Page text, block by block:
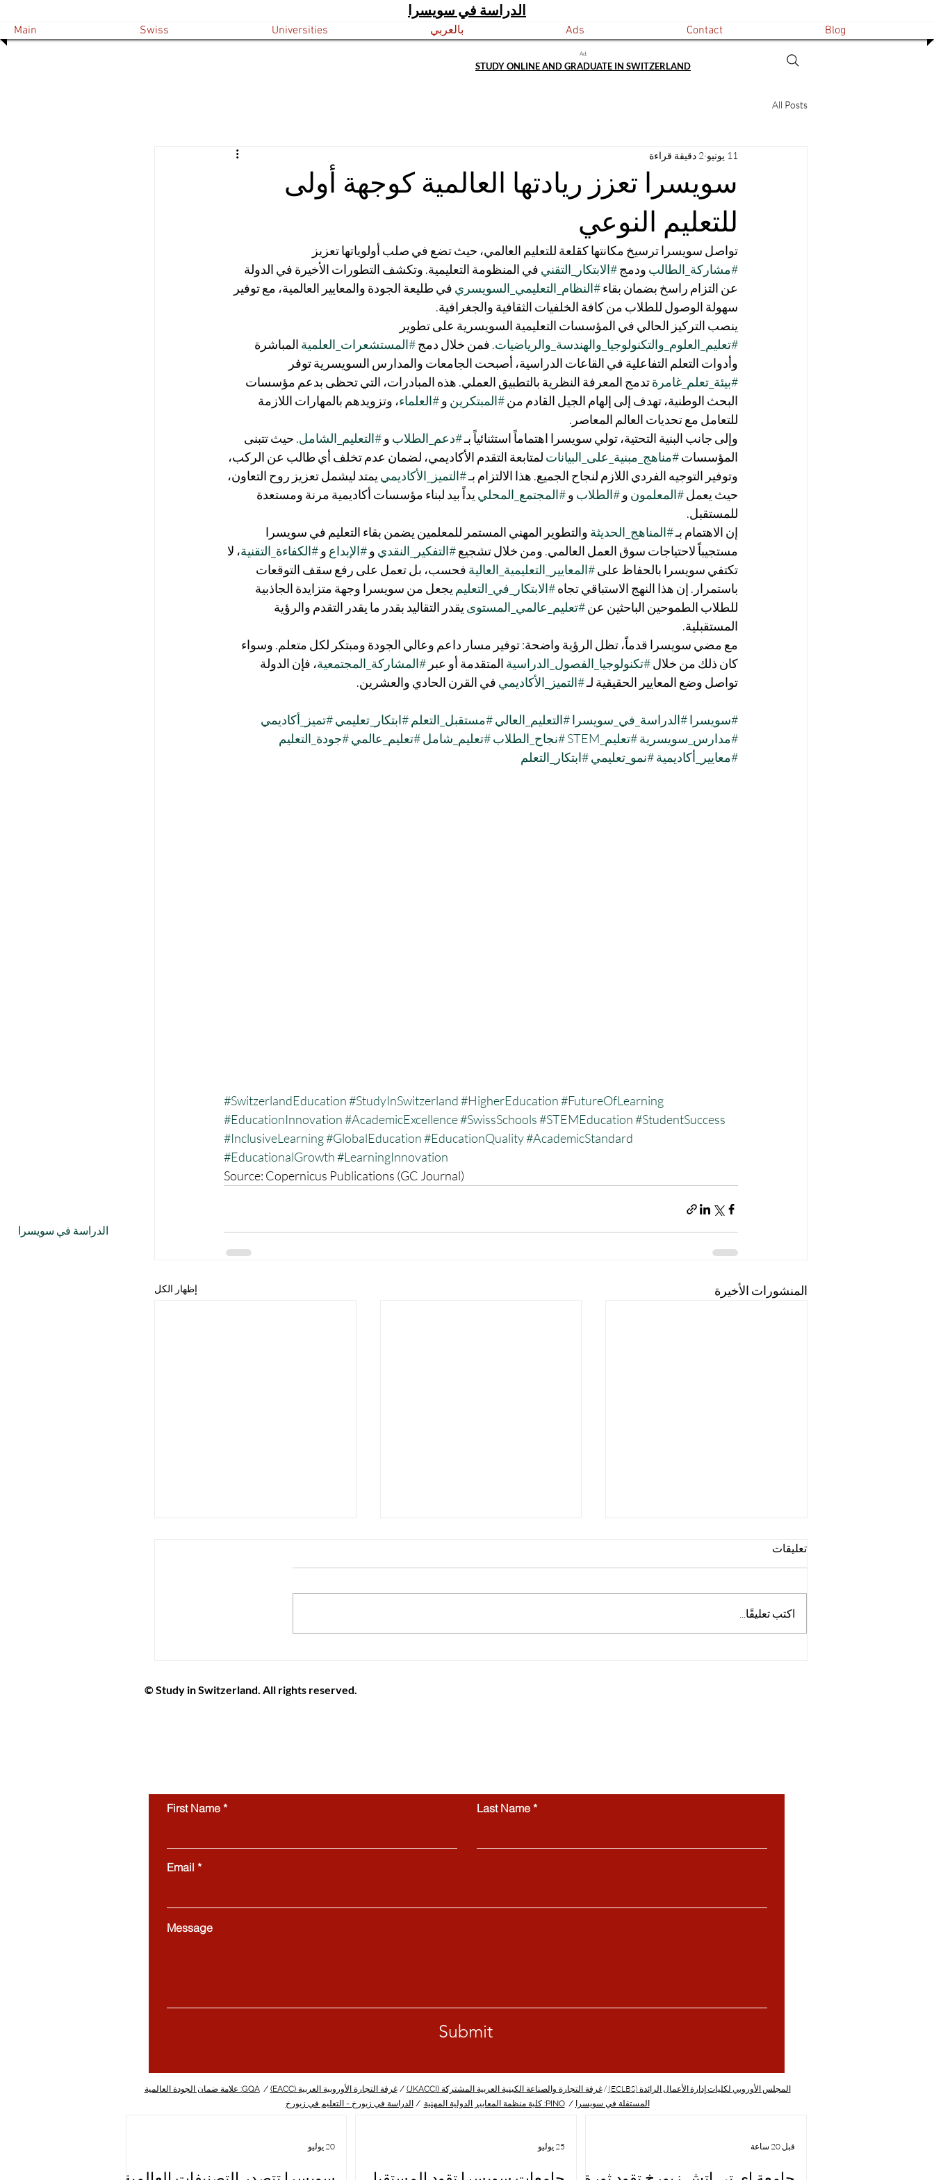
الدراسة في سويسرا
Main Swiss Universities بالعربي Ads Contact Blog
Ad:
STUDY ONLINE AND GRADUATE IN SWITZERLAND
الدراسة في سويسرا
All Posts
سويسرا تعزز ريادتها العالمية كوجهة أولى
للتعليم النوعي
11 يونيو 2 دقيقة قراءة
تواصل سويسرا ترسيخ مكانتها كقلعة للتعليم العالمي، حيث تضع في صلب أولوياتها تعزيز
#مشاركة_الطالب ودمج #الابتكار_التقني في المنظومة التعليمية. وتكشف التطورات الأخيرة في الدولة
عن التزام راسخ بضمان بقاء #النظام_التعليمي_السويسري في طليعة الجودة والمعايير العالمية، مع توفير
سهولة الوصول للطلاب من كافة الخلفيات الثقافية والجغرافية.
ينصب التركيز الحالي في المؤسسات التعليمية السويسرية على تطوير
#تعليم_العلوم_والتكنولوجيا_والهندسة_والرياضيات. فمن خلال دمج #المستشعرات_العلمية المباشرة
وأدوات التعلم التفاعلية في القاعات الدراسية، أصبحت الجامعات والمدارس السويسرية توفر
#بيئة_تعلم_غامرة تدمج المعرفة النظرية بالتطبيق العملي. هذه المبادرات، التي تحظى بدعم مؤسسات
البحث الوطنية، تهدف إلى إلهام الجيل القادم من #المبتكرين و #العلماء، وتزويدهم بالمهارات اللازمة
للتعامل مع تحديات العالم المعاصر.
وإلى جانب البنية التحتية، تولي سويسرا اهتماماً استثنائياً بـ #دعم_الطلاب و #التعليم_الشامل. حيث تتبنى
المؤسسات #مناهج_مبنية_على_البيانات لمتابعة التقدم الأكاديمي، لضمان عدم تخلف أي طالب عن الركب،
وتوفير التوجيه الفردي اللازم لنجاح الجميع. هذا الالتزام بـ #التميز_الأكاديمي يمتد ليشمل تعزيز روح التعاون،
حيث يعمل #المعلمون و #الطلاب و #المجتمع_المحلي يداً بيد لبناء مؤسسات أكاديمية مرنة ومستعدة
للمستقبل.
إن الاهتمام بـ #المناهج_الحديثة والتطوير المهني المستمر للمعلمين يضمن بقاء التعليم في سويسرا
مستجيباً لاحتياجات سوق العمل العالمي. ومن خلال تشجيع #التفكير_النقدي و #الإبداع و #الكفاءة_التقنية، لا
تكتفي سويسرا بالحفاظ على #المعايير_التعليمية_العالية فحسب، بل تعمل على رفع سقف التوقعات
باستمرار. إن هذا النهج الاستباقي تجاه #الابتكار_في_التعليم يجعل من سويسرا وجهة متزايدة الجاذبية
للطلاب الطموحين الباحثين عن #تعليم_عالمي_المستوى يقدر التقاليد بقدر ما يقدر التقدم والرؤية
المستقبلية.
مع مضي سويسرا قدماً، تظل الرؤية واضحة: توفير مسار داعم وعالي الجودة ومبتكر لكل متعلم. وسواء
كان ذلك من خلال #تكنولوجيا_الفصول_الدراسية المتقدمة أو عبر #المشاركة_المجتمعية، فإن الدولة
تواصل وضع المعايير الحقيقية لـ #التميز_الأكاديمي في القرن الحادي والعشرين.
#سويسرا#الدراسة_في_سويسرا#التعليم_العالي#مستقبل_التعلم #ابتكار_تعليمي#تميز_أكاديمي
#مدارس_سويسرية#تعليم_STEM #نجاح_الطلاب#تعليم_شامل#تعليم_عالمي#جودة_التعليم
#معايير_أكاديمية#نمو_تعليمي#ابتكار_التعلم
#SwitzerlandEducation#StudyInSwitzerland#HigherEducation#FutureOfLearning
#EducationInnovation#AcademicExcellence#SwissSchools#STEMEducation#StudentSuccess
#InclusiveLearning#GlobalEducation#EducationQuality#AcademicStandard
#EducationalGrowth#LearningInnovation
Source: Copernicus Publications (GC Journal)
المنشورات الأخيرة إظهار الكل
2026: وجهتك المثالية لمستقبل
تعليقات
اكتب تعليقًا...
© Study in Switzerland. All rights reserved.
First Name Last Name
Email
Message
Submit
المجلس الأوروبي لكليات إدارة الأعمال الرائدة (ECLBS) /غرفة التجارة والصناعة الكينية العربية المشتركة (JKACCI) /غرفة التجارة الأوروبية العربية (EACC) /
GQA: علامة ضمان الجودة العالمية
المستقلة في سويسرا / PINO: كلية منظمة المعايير الدولية المهنية /الدراسة في زيورخ - التعليم في زيورخ
قبل 20 ساعة 25 يوليو 20 يوليو